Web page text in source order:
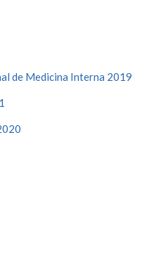
de Medicina Interna 2019